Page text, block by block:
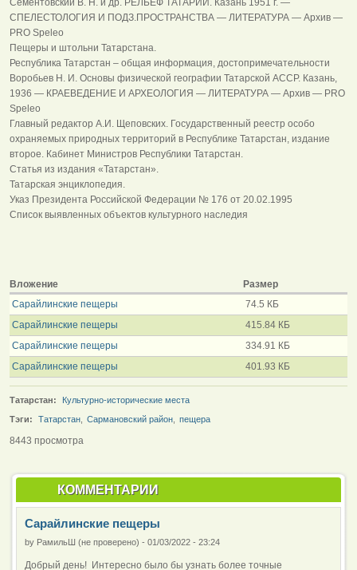
Сементовский В. Н. и др. РЕЛЬЕФ ТАТАРИИ. Казань 1951 г. —
СПЕЛЕСТОЛОГИЯ И ПОДЗ.ПРОСТРАНСТВА — ЛИТЕРАТУРА — Архив —
PRO Speleo
Пещеры и штольни Татарстана.
Республика Татарстан – общая информация, достопримечательности
Воробьев Н. И. Основы физической географии Татарской АССР. Казань,
1936 — КРАЕВЕДЕНИЕ И АРХЕОЛОГИЯ — ЛИТЕРАТУРА — Архив — PRO
Speleo
Главный редактор А.И. Щеповских. Государственный реестр особо
охраняемых природных территорий в Республике Татарстан, издание
второе. Кабинет Министров Республики Татарстан.
Статья из издания «Татарстан».
Татарская энциклопедия.
Указ Президента Российской Федерации № 176 от 20.02.1995
Список выявленных объектов культурного наследия
Вложение
Размер
Сарайлинские пещеры
74.5 КБ
Сарайлинские пещеры
415.84 КБ
Сарайлинские пещеры
334.91 КБ
Сарайлинские пещеры
401.93 КБ
Татарстан:
Культурно-исторические места
Тэги:
Татарстан Сармановский район пещера
8443 просмотра
КОММЕНТАРИИ
Сарайлинские пещеры
by РамильШ (не проверено) - 01/03/2022 - 23:24
Добрый день! Интересно было бы узнать более точные